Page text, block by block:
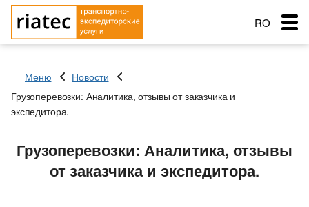
Menu
Servicii de transport
RO
Меню
Новости
Грузоперевозки: Аналитика, отзывы от заказчика и
экспедитора.
Грузоперевозки: Аналитика, отзывы
от заказчика и экспедитора.
Țara de încărcare
Țara de aterizare
Orașul de descărcare
Țara de încărcare
Țara de aterizare
Orașul de descărcare